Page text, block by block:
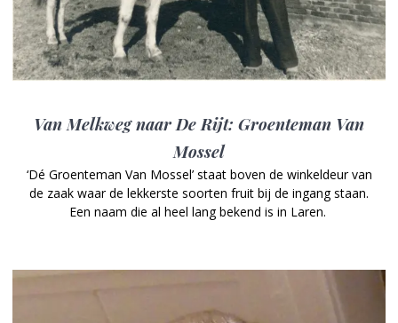
Van Melkweg naar De Rijt: Groenteman Van
Mossel
‘Dé Groenteman Van Mossel’ staat boven de winkeldeur van
de zaak waar de lekkerste soorten fruit bij de ingang staan.
Een naam die al heel lang bekend is in Laren.